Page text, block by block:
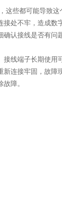
这些都可能导致
处不牢，造成数
认接线是否有问
线端子长期使用
连接牢固，故障
故障。